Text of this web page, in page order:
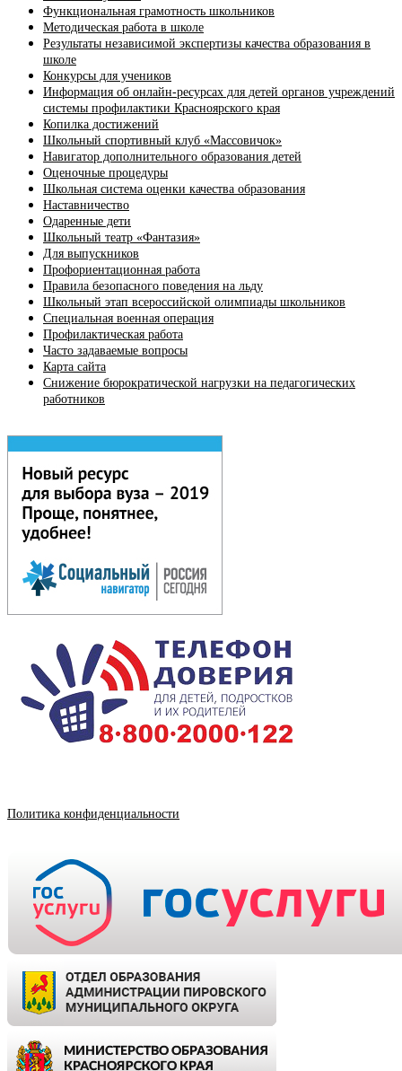
Функциональная грамотность школьников
Методическая работа в школе
Результаты независимой экспертизы качества образования в
школе
Конкурсы для учеников
Информация об онлайн-ресурсах для детей органов учреждений
системы профилактики Красноярского края
Копилка достижений
Школьный спортивный клуб «Массовичок»
Навигатор дополнительного образования детей
Оценочные процедуры
Школьная система оценки качества образования
Наставничество
Одаренные дети
Школьный театр «Фантазия»
Для выпускников
Профориентационная работа
Правила безопасного поведения на льду
Школьный этап всероссийской олимпиады школьников
Специальная военная операция
Профилактическая работа
Часто задаваемые вопросы
Карта сайта
Снижение бюрократической нагрузки на педагогических
работников
Политика конфиденциальности